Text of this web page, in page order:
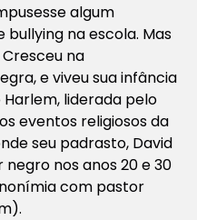
algum
na escola. Mas
na
e viveu sua infância
liderada pelo
eventos religiosos da
seu padrasto, David
nos anos 20 e 30
com pastor